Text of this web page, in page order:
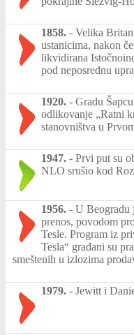
1858. - Velika
ustanicima, nakon
likvidirana
pod neposrednu
1920. - Gradu
odlikovanje „Ratni
stanovništva u
1947. - Prvi put su
NLO srušio kod
1956. - U Beogradu
prenos, povodom
Tesle. Program iz
Tesla“ građani su
smeštenih u izlozima
1979. - Jewitt i